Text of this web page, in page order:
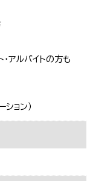
アルバイトの方も
ョン）